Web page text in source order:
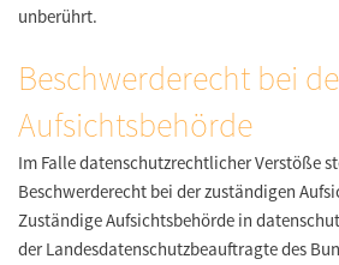
unberührt.
Beschwerderecht bei
Aufsichtsbehörde
Im Falle datenschutzrechtlicher Verstöße
Beschwerderecht bei der zuständigen
Zuständige Aufsichtsbehörde in
der Landesdatenschutzbeauftragte des